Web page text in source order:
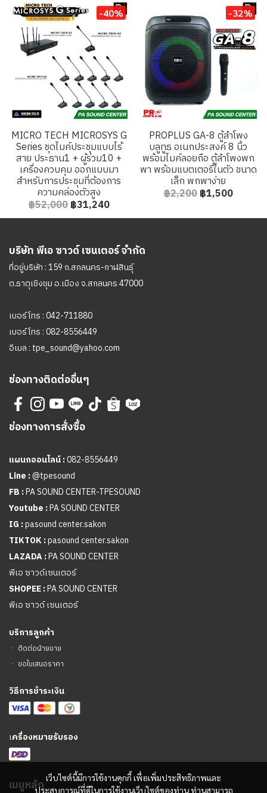
-40%
MICRO TECH MICROSYS G
Series ชุดไมค์ประชุมแบบไร้
สาย ประธาน1 + ผู้ร่วม10 +
เครื่องควบคุม ออกแบบมา
สำหรับการประชุมที่ต้องการ
ความคล่องตัวสูง
฿52,000 ฿31,240
-32%
PROPLUS GA-8 ตู้ลำโพง
บลูทูธ อเนกประสงค์ 8 นิ้ว
พร้อมไมค์ลอยถือ ตู้ลำโพงพก
พา พร้อมแบตเตอรี่ในตัว ขนาด
เล็ก พกพาง่าย
฿2,200 ฿1,500
เว็บไซต์นี้มีการใช้งานคุกกี้ เพื่อเพิ่มประสิทธิภาพและ
ประสบการณ์ที่ดีในการใช้งานเว็บไซต์ของท่าน ท่านสามารถ
บริษัท พีเอ ซาวด์ เซนเตอร์ จำกัด
ที่อยู่บริษัท : 159 ถ.สกลนคร-กาฬสินธุ์
ต.ธาตุเชิงชุม อ.เมือง จ.สกลนคร 47000
เบอร์โทร :042-711880
เบอร์โทร :082-8556449
อีเมล : tpe_sound@yahoo.com
ช่องทางติดต่ออื่นๆ
ช่องทางการสั่งซื้อ
แผนกออนไลน์ :082-8556449
Line :@tpesound
FB :PA SOUND CENTER-TPESOUND
Youtube :PA SOUND CENTER
IG :pasound center.sakon
TIKTOK :pasound center.sakon
LAZADA :PA SOUND CENTER
พีเอ ซาวด์เซนเตอร์
SHOPEE :PA SOUND CENTER
พีเอ ซาวด์ เซนเตอร์
บริการลูกค้า
ㆍ ติดต่อฝ่ายขาย
ㆍ ขอใบเสนอราคา
วิธีการชำระเงิน
เครื่องหมายรับรอง
เมนูหลัก